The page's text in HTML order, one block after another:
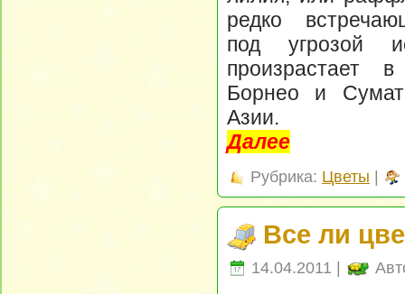
редко
под угрозой
произрастает
Борнео и
Азии.
Далее
Рубрика: Цветы |
Все ли
14.04.2011 |